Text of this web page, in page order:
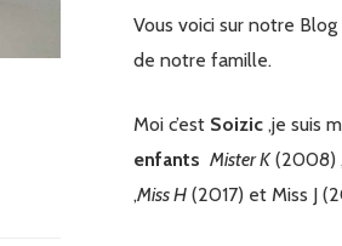
Vous voici sur notre
de notre famille.
Moi c’est Soizic ,je suis
enfants Mister K(2008)
,Miss H (2017) et Miss J